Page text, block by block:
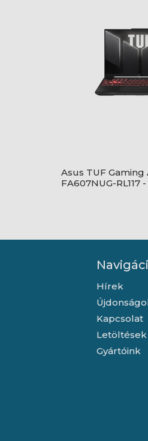
Asus TUF Gaming
FA607NUG-RL117
Hírek
Kapcsolat
Letöltések
Gyártóink